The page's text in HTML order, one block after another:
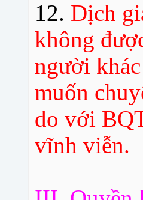
12. Dịch
không
người
muốn
do với
vĩnh viễn.